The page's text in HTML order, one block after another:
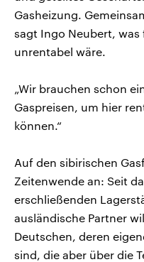
Gasheizung.
sagt Ingo Neubert, was
unrentabel wäre.
„Wir brauchen schon
Gaspreisen, um hier
können.“
Auf den sibirischen
Zeitenwende an: Seit
erschließenden
ausländische Partner
Deutschen, deren
sind, die aber über die